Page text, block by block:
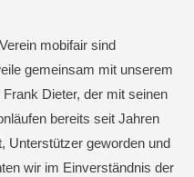
mobifair sind
gemeinsam mit unserem
Frank Dieter, der mit seinen
bereits seit Jahren
Unterstützer geworden und
wir im Einverständnis der